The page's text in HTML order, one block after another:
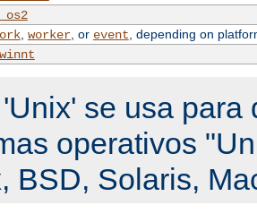
, worker, or event , depending on
se usa para
operativos
BSD, Solaris,